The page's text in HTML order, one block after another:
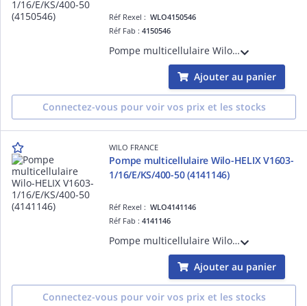
Réf Rexel :WLO4150546
Réf Fab :4150546
Pompe multicellulaire Wilo-HELIX V1006-1/16/E/KS/400-50 verticale à haut rendement, non auto-amorçante, avec raccords en ligne. (4150546)
Ajouter au panier
Connectez-vous pour voir vos prix et les stocks
WILO FRANCE
Pompe multicellulaire Wilo-HELIX V1603-
1/16/E/KS/400-50 (4141146)
Réf Rexel :WLO4141146
Réf Fab :4141146
Pompe multicellulaire Wilo-HELIX V1603-1/16/E/KS/400-50 verticale à haut rendement, non auto-amorçante, avec raccords en ligne. (4141146)
Ajouter au panier
Connectez-vous pour voir vos prix et les stocks